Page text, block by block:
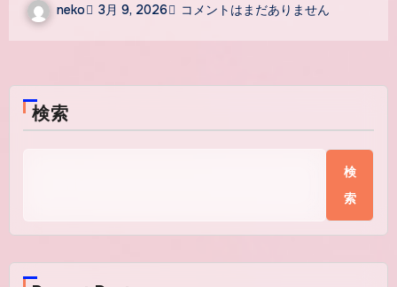
neko 3月 9, 2026 コメントはまだありません
検索
検
索